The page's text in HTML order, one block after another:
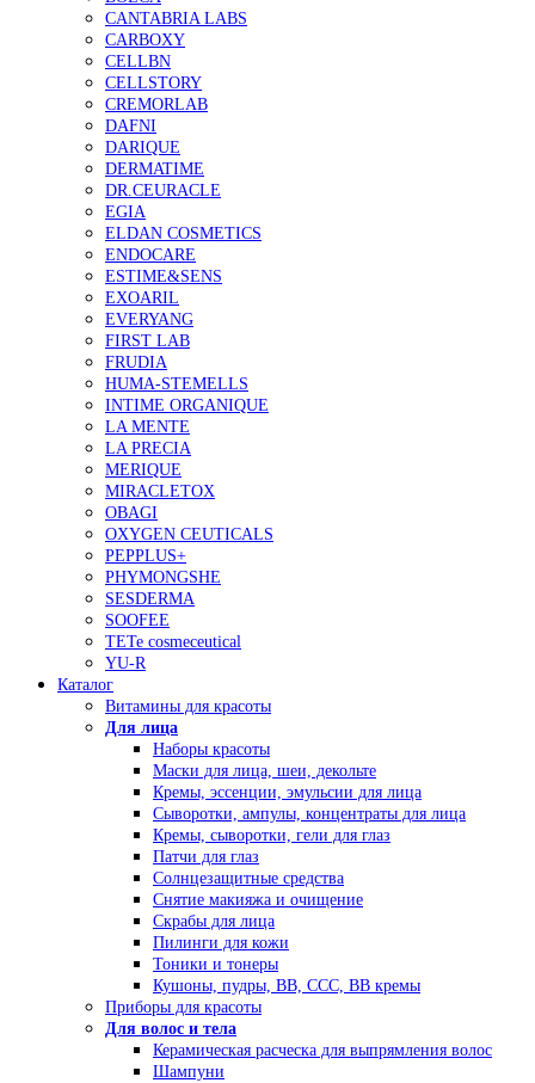
CANTABRIA LABS
CARBOXY
CELLBN
CELLSTORY
CREMORLAB
DAFNI
DARIQUE
DERMATIME
DR.CEURACLE
EGIA
ELDAN COSMETICS
ENDOCARE
ESTIME&SENS
EXOARIL
EVERYANG
FIRST LAB
FRUDIA
HUMA-STEMELLS
INTIME ORGANIQUE
LA MENTE
LA PRECIA
MERIQUE
MIRACLETOX
OBAGI
OXYGEN CEUTICALS
PEPPLUS+
PHYMONGSHE
SESDERMA
SOOFEE
TETe cosmeceutical
YU-R
Каталог
Витамины для красоты
Для лица
Наборы красоты
Маски для лица, шеи, декольте
Кремы, эссенции, эмульсии для лица
Сыворотки, ампулы, концентраты для лица
Кремы, сыворотки, гели для глаз
Патчи для глаз
Солнцезащитные средства
Снятие макияжа и очищение
Скрабы для лица
Пилинги для кожи
Тоники и тонеры
Кушоны, пудры, ВВ, ССС, ВВ кремы
Приборы для красоты
Для волос и тела
Керамическая расческа для выпрямления волос
Шампуни